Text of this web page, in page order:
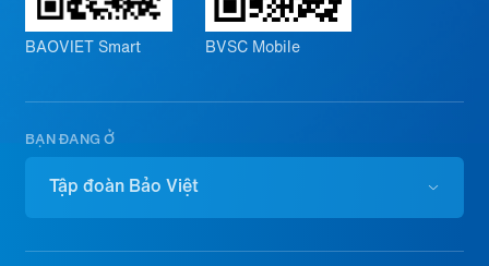
BAOVIET Smart BVSC Mobile
BẠN ĐANG Ở
Tập đoàn Bảo Việt